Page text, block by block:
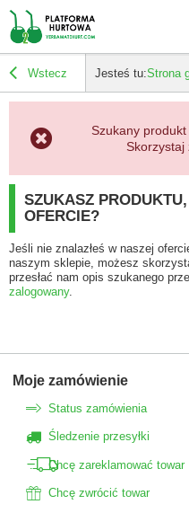
Wstecz Jesteś tu:Strona
Szukany produkt
Skorzystaj
SZUKASZ
OFERCIE?
Jeśli nie znalazłeś w naszej
naszym sklepie, możesz
przesłać nam opis szukanego
zalogowany.
Moje zamówienie
Status zamówienia
Śledzenie przesyłki
Chcę zareklamować towar
Chcę zwrócić towar